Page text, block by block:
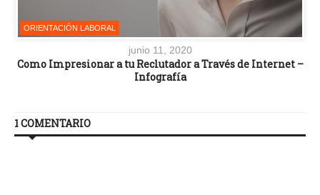
ORIENTACIÓN LABORAL
junio 11, 2020
Como Impresionar a tu Reclutador a Través de Internet –
Infografía
1 COMENTARIO